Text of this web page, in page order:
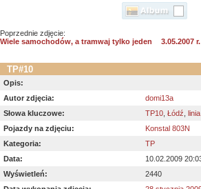
Poprzednie zdjęcie:
Wiele samochodów, a tramwaj tylko jeden
3.05.2007
TP#10
Opis:
Autor zdjęcia:
domi13a
Słowa kluczowe:
TP10 Łódź
Pojazdy na zdjęciu:
Konstal 803N
Kategoria:
TP
Data:
10.02.2009
Wyświetleń:
2440